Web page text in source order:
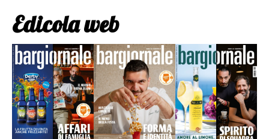
Edicola web